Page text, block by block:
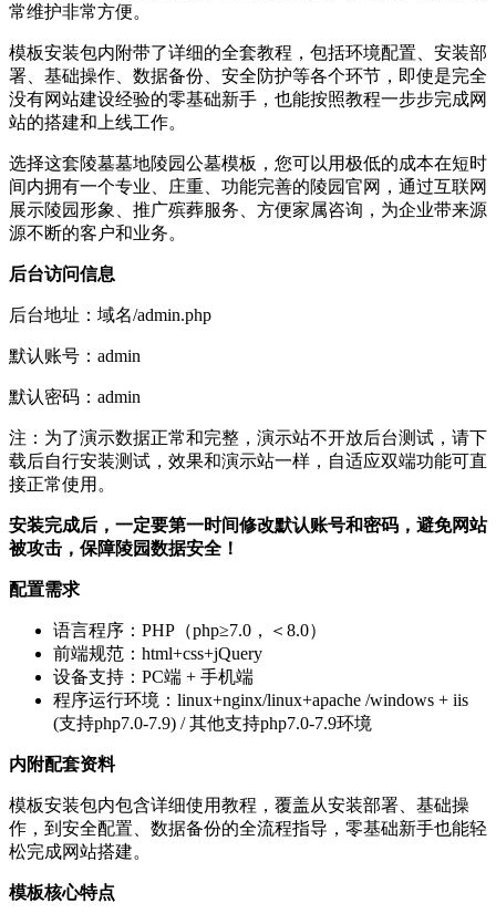
常维护非常方便。
模板安装包内附带了详细的全套教程，包括环境配置、安装部
署、基础操作、数据备份、安全防护等各个环节，即使是完全
没有网站建设经验的零基础新手，也能按照教程一步步完成网
站的搭建和上线工作。
选择这套陵墓墓地陵园公墓模板，您可以用极低的成本在短时
间内拥有一个专业、庄重、功能完善的陵园官网，通过互联网
展示陵园形象、推广殡葬服务、方便家属咨询，为企业带来源
源不断的客户和业务。
后台访问信息
后台地址：域名/admin.php
默认账号：admin
默认密码：admin
注：为了演示数据正常和完整，演示站不开放后台测试，请下
载后自行安装测试，效果和演示站一样，自适应双端功能可直
接正常使用。
安装完成后，一定要第一时间修改默认账号和密码，避免网站
被攻击，保障陵园数据安全！
配置需求
语言程序：PHP（php≥7.0，＜8.0）
前端规范：html+css+jQuery
设备支持：PC端 + 手机端
程序运行环境：linux+nginx/linux+apache /windows + iis
(支持php7.0-7.9) / 其他支持php7.0-7.9环境
内附配套资料
模板安装包内包含详细使用教程，覆盖从安装部署、基础操
作，到安全配置、数据备份的全流程指导，零基础新手也能轻
松完成网站搭建。
模板核心特点